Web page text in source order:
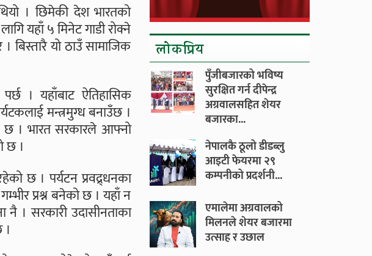
। छिमेकी देश भारतको
यहाँ ५ मिनेट गाडी रोक्ने
बिस्तारै यो ठाउँ सामाजिक
। यहाँबाट ऐतिहासिक
मन्त्रमुग्ध बनाउँछ ।
छ । भारत सरकारले आफ्नो
छ ।
छ । पर्यटन प्रवद्र्धनका
प्रश्न बनेको छ । यहाँ न
नै । सरकारी उदासीनताका
लाेकप्रिय
पुँजीबजारको भविष्य
सुरक्षित गर्न दीपेन्द्र
अग्रवालसहित शेयर
बजारका...
नेपालकै ठूलो डीडब्लु
आइटी फेयरमा २९
कम्पनीको प्रदर्शनी...
एमालेमा अग्रवालको
मिलनले शेयर बजारमा
उत्साह र उछाल